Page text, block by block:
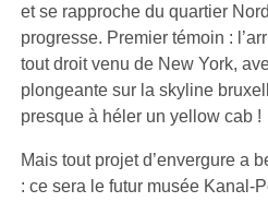
et se rapproche du quartier
progresse. Premier témoin :
tout droit venu de New York,
plongeante sur la skyline
presque à héler un yellow cab !
Mais tout projet d’envergure a
: ce sera le futur musée Kanal-